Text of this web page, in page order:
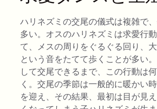
ハリネズミの交尾の儀式は複雑で
多い。オスのハリネズミは求愛行
て、メスの周りをぐるぐる回り、
という音をたてて歩くことが多い
して交尾できるまで、この行動は
く。交尾の季節は一般的に暖かい
を迎え、その結果、最初は目が見